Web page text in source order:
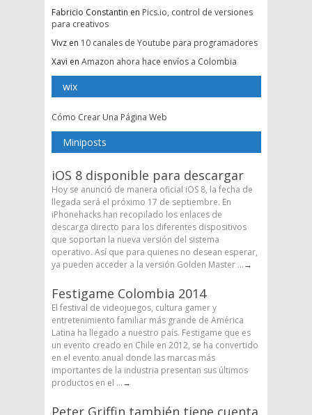
Fabricio Constantin en Pics.io, control de versiones
para creativos
Vivz en 10 canales de Youtube para programadores
Xavi en Amazon ahora hace envíos a Colombia
wix
Cómo Crear Una Página Web
Miniposts
iOS 8 disponible para descargar
Hoy se anunció de manera oficial iOS 8, la fecha de
llegada será el próximo 17 de septiembre. En
iPhonehacks han recopilado los enlaces de
descarga directo para los diferentes dispositivos
que soportan la nueva versión del sistema
operativo. Así que para quienes no desean esperar,
ya pueden acceder a la versión Golden Master ...→
Festigame Colombia 2014
El festival de videojuegos, cultura gamer y
entretenimiento familiar más grande de América
Latina ha llegado a nuestro país. Festigame que es
un evento creado en Chile en 2012, se ha convertido
en el evento anual donde las marcas más
importantes de la industria presentan sus últimos
productos en el ...→
Peter Griffin también tiene cuenta